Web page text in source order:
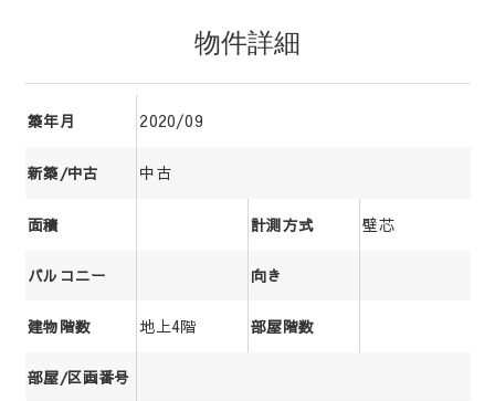
物件詳細
築年月 2020/09
新築/中古 中古
面積 計測方式 壁芯
バルコニー 向き
建物階数 地上4階 部屋階数
部屋/区画番号